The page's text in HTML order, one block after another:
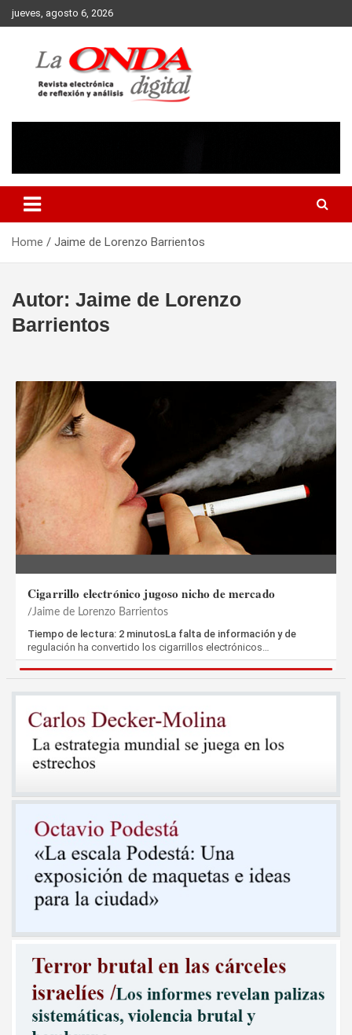
Skip
to
jueves, agosto 6, 2026
Home Jaime de Lorenzo Barrientos
Autor: Jaime de Lorenzo
Barrientos
Cigarrillo electrónico jugoso nicho de mercado
Jaime de Lorenzo Barrientos
Tiempo de lectura: 2 minutosLa falta de información y de
regulación ha convertido los cigarrillos electrónicos…